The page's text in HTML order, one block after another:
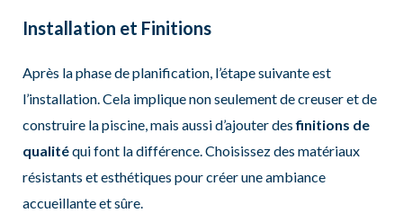
Installation et Finitions
Après la phase de planification, l’étape suivante est
l’installation. Cela implique non seulement de creuser et de
construire la piscine, mais aussi d’ajouter desfinitions de
qualitéqui font la différence. Choisissez des matériaux
résistants et esthétiques pour créer une ambiance
accueillante et sûre.